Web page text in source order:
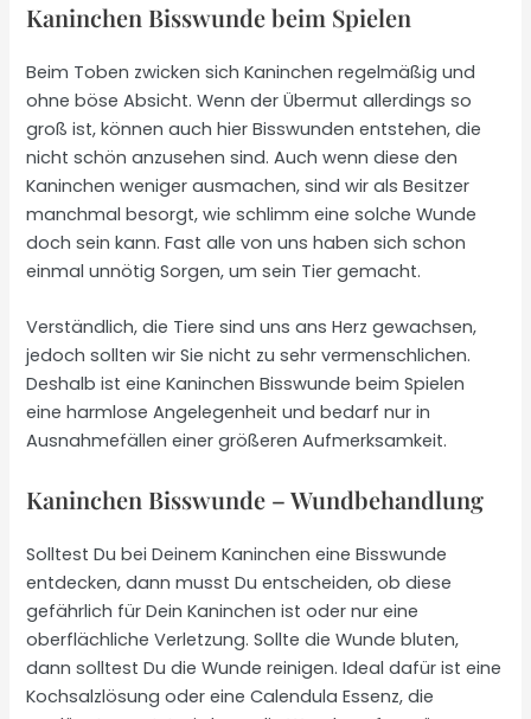
Kaninchen Bisswunde beim Spielen
Beim Toben zwicken sich Kaninchen regelmäßig und
ohne böse Absicht. Wenn der Übermut allerdings so
groß ist, können auch hier Bisswunden entstehen, die
nicht schön anzusehen sind. Auch wenn diese den
Kaninchen weniger ausmachen, sind wir als Besitzer
manchmal besorgt, wie schlimm eine solche Wunde
doch sein kann. Fast alle von uns haben sich schon
einmal unnötig Sorgen, um sein Tier gemacht.
Verständlich, die Tiere sind uns ans Herz gewachsen,
jedoch sollten wir Sie nicht zu sehr vermenschlichen.
Deshalb ist eine Kaninchen Bisswunde beim Spielen
eine harmlose Angelegenheit und bedarf nur in
Ausnahmefällen einer größeren Aufmerksamkeit.
Kaninchen Bisswunde – Wundbehandlung
Solltest Du bei Deinem Kaninchen eine Bisswunde
entdecken, dann musst Du entscheiden, ob diese
gefährlich für Dein Kaninchen ist oder nur eine
oberflächliche Verletzung. Sollte die Wunde bluten,
dann solltest Du die Wunde reinigen. Ideal dafür ist eine
Kochsalzlösung oder eine Calendula Essenz, die